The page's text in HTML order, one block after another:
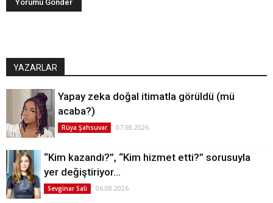
YAZARLAR
Yapay zeka doğal itimatla görüldü (mü
acaba?)
Rüya Şahsuvar 07.08.2026
“Kim kazandı?”, “Kim hizmet etti?” sorusuyla
yer değiştiriyor…
Sevginar Sali 06.08.2026